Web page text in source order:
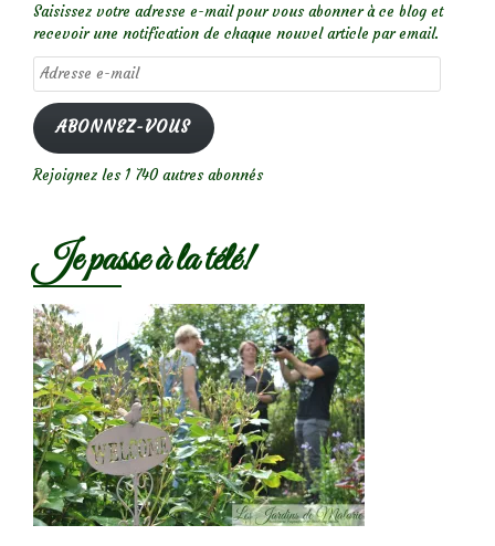
Saisissez votre adresse e-mail pour vous abonner à ce blog et
recevoir une notification de chaque nouvel article par email.
Adresse
e-
mail
ABONNEZ-VOUS
Rejoignez les 1 740 autres abonnés
Je passe à la télé!